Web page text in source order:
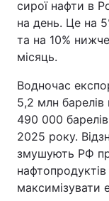
сирої нафти в
на день. Це на
та на 10%
місяць.
Водночас
5,2 млн
490 000
2025 року.
змушують РФ
максимізувати